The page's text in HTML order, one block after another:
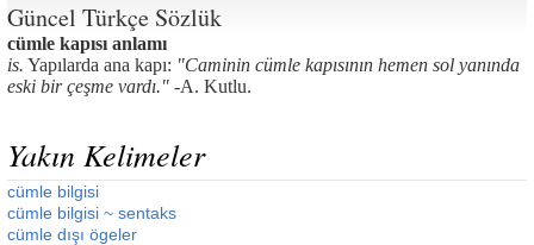
Güncel Türkçe Sözlük
cümle kapısı anlamı
is. Yapılarda ana kapı: "Caminin cümle kapısının hemen sol yanında
eski bir çeşme vardı." -A. Kutlu.
Yakın Kelimeler
cümle bilgisi
cümle bilgisi ~ sentaks
cümle dışı ögeler